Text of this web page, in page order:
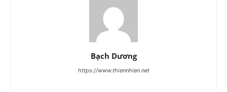
Bạch Dương
https://www.thiennhien.net